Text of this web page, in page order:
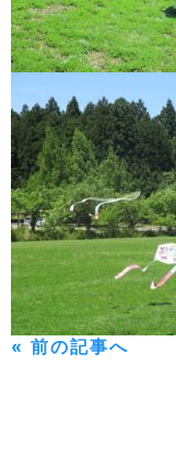
« 前の記事へ